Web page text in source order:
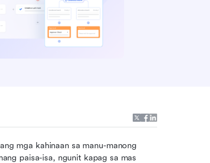
mga kahinaan sa manu-manong
paisa-isa, ngunit kapag sa mas